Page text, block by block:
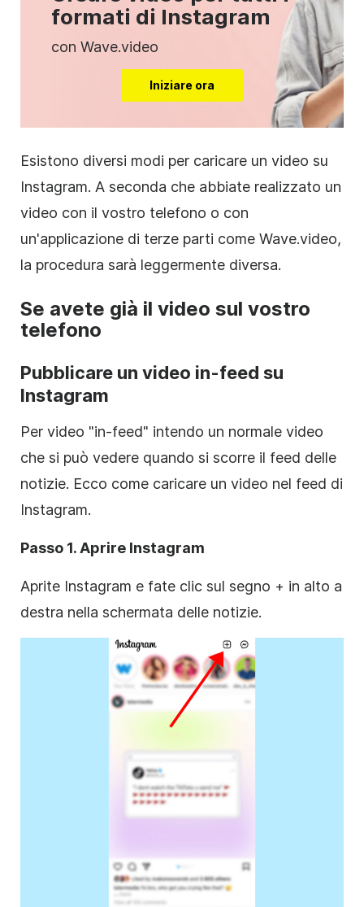
formati di Instagram
con Wave.video
Iniziare ora
Esistono diversi modi per caricare un video su
Instagram. A seconda che abbiate realizzato un
video con il vostro telefono o con
un'applicazione di terze parti come Wave.video,
la procedura sarà leggermente diversa.
Se avete già il video sul vostro
telefono
Pubblicare un video in-feed su
Instagram
Per video "in-feed" intendo un normale video
che si può vedere quando si scorre il feed delle
notizie. Ecco come caricare un video nel feed di
Instagram.
Passo 1. Aprire Instagram
Aprite Instagram e fate clic sul segno + in alto a
destra nella schermata delle notizie.